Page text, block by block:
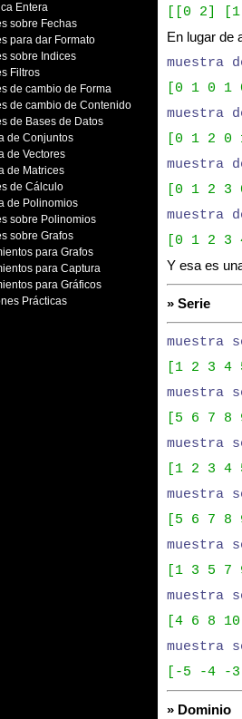
Entera
sobre Fechas
para dar Formato
sobre Indices
Filtros
de cambio de Forma
de cambio de Contenido
de Bases de Datos
de Conjuntos
de Vectores
de Matrices
de Cálculo
de Polinomios
sobre Polinomios
sobre Grafos
para Grafos
para Captura
para Gráficos
Prácticas
[[0 2]
En lugar de
muestra
[0 1 0 1
muestra
[0 1 2 0
muestra
[0 1 2 3
muestra
[0 1 2 3
Y esa es
» Serie
muestra
[1 2 3 4
muestra
[5 6 7 8
muestra
[1 2 3 4
muestra
[5 6 7 8
muestra
[1 3 5 7
muestra
[4 6 8
muestra
[-5 -4 -
» Dominio